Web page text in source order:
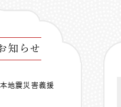
知らせ
地震災害義援